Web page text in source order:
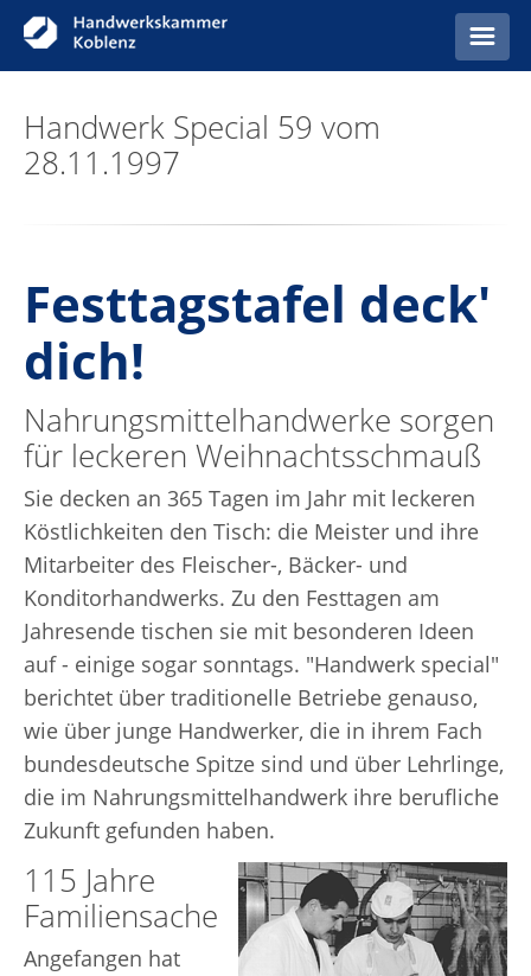
Handwerk Special 59 vom
28.11.1997
Festtagstafel deck'
dich!
Nahrungsmittelhandwerke sorgen
für leckeren Weihnachtsschmauß
Sie decken an 365 Tagen im Jahr mit leckeren
Köstlichkeiten den Tisch: die Meister und ihre
Mitarbeiter des Fleischer-, Bäcker- und
Konditorhandwerks. Zu den Festtagen am
Jahresende tischen sie mit besonderen Ideen
auf - einige sogar sonntags. "Handwerk special"
berichtet über traditionelle Betriebe genauso,
wie über junge Handwerker, die in ihrem Fach
bundesdeutsche Spitze sind und über Lehrlinge,
die im Nahrungsmittelhandwerk ihre berufliche
Zukunft gefunden haben.
115 Jahre
Familiensache
Angefangen hat